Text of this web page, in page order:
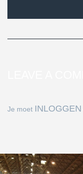
Je moet INLOGGEN